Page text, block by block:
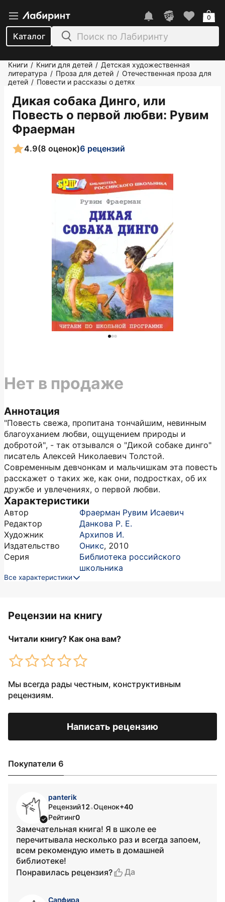
Каталог
0
Книги / Книги для детей / Детская художественная
литература / Проза для детей / Отечественная проза для
детей / Повести и рассказы о детях
Дикая собака Динго, или
Повесть о первой любви: Рувим
Фраерман
4.9(8 оценок)6 рецензий
Аннотация
"Повесть свежа, пропитана тончайшим, невинным
благоуханием любви, ощущением природы и
добротой", - так отзывался о "Дикой собаке динго"
писатель Алексей Николаевич Толстой.
Современным девчонкам и мальчишкам эта повесть
расскажет о таких же, как они, подростках, об их
дружбе и увлечениях, о первой любви.
Характеристики
Автор
Фраерман Рувим Исаевич
Редактор
Данкова Р. Е.
Художник
Архипов И.
Издательство
Оникс, 2010
Серия
Библиотека российского
школьника
Все характеристики
Нет в продаже
Рецензии на книгу
Читали книгу? Как она вам?
Мы всегда рады честным, конструктивным
рецензиям.
Написать рецензию
Покупатели 6
panterik
Рецензий12•Оценок+40
Рейтинг0
Замечательная книга! Я в школе ее
перечитывала несколько раз и всегда запоем,
всем рекомендую иметь в домашней
библиотеке!
Понравилась рецензия?
Да
Сапфира